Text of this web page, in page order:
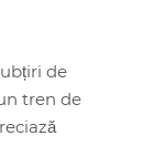
de
tren de